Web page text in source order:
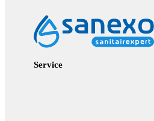
Service